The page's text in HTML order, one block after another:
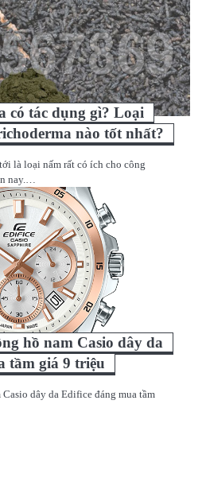
có tác dụng gì? Loại
nào tốt nhất?
là loại nấm rất có ích cho công
nay.…
hồ nam Casio dây da
tầm giá 9 triệu
dây da Edifice đáng mua tầm